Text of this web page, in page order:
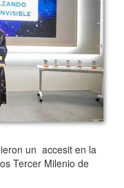
un accesit en la
Tercer Milenio de